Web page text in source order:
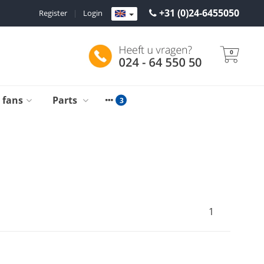
+31 (0)24-6455050
Login
|
Register
0
fans Parts
1